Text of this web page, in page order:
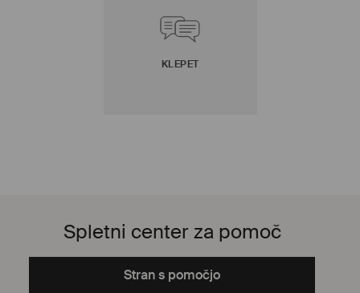
KLEPET
Spletni center za pomoč
Stran s pomočjo